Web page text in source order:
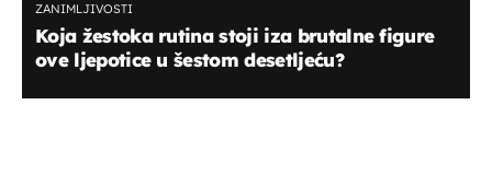
ZANIMLJIVOSTI
Koja žestoka rutina stoji iza brutalne figure
ove ljepotice u šestom desetljeću?